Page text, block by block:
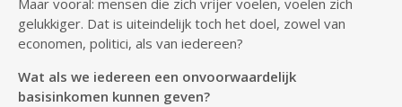
Maar vooral: mensen die zich vrijer voelen, voelen zich
gelukkiger. Dat is uiteindelijk toch het doel, zowel van
economen, politici, als van iedereen?
Wat als we iedereen een onvoorwaardelijk
basisinkomen kunnen geven?